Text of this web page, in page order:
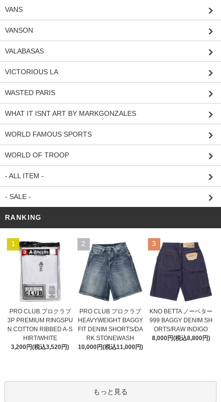
VANS
VANSON
VALABASAS
VICTORIOUS LA
WASTED PARIS
WHAT IT ISNT ART BY MARKGONZALES
WORLD FAMOUS SPORTS
WORLD OF TROOP
- ALL ITEM -
- SALE -
RANKING
1
PRO CLUB プロクラブ
3P PREMIUM RINGSPU
N COTTON RIBBED A-S
HIRT/WHITE
3,200円(税込3,520円)
2
PRO CLUB プロクラブ
HEAVYWEIGHT BAGGY
FIT DENIM SHORTS/DA
RK STONEWASH
10,000円(税込11,000円)
3
KNO BETTA ノーベター
999 BAGGY DENIM SH
ORTS/RAW INDIGO
8,000円(税込8,800円)
もっと見る